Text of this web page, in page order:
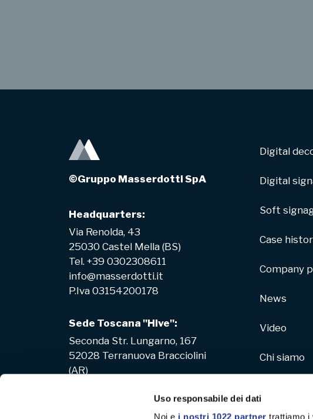
Uso responsabile dei dati
Noi e i nostri 1022 partner trattiamo i
©Gruppo Masserdotti SpA
Headquarters:
Via Renolda, 43
25030 Castel Mella (BS)
Tel. +39 0302308611
info@masserdotti.it
P.Iva 03154200178
Sede Toscana "Hive":
Seconda Str. Lungarno, 167
52028 Terranuova Bracciolini
(AR)
Digital
Digital
Soft
Case
Company
News
Video
Chi siamo
Hive